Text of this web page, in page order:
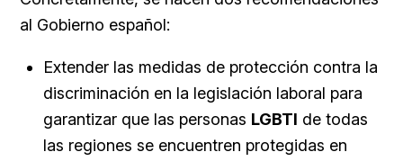
al Gobierno español:
Extender las medidas de protección contra la
discriminación en la legislación laboral para
garantizar que las personas LGBTI de todas
las regiones se encuentren protegidas en